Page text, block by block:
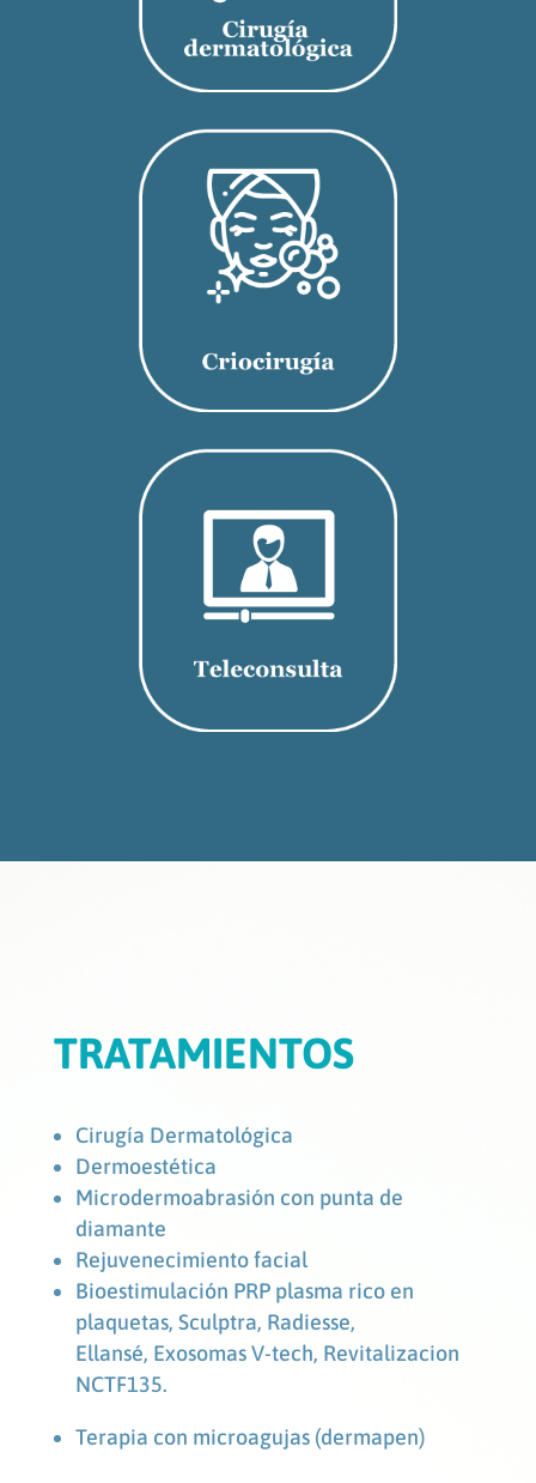
TRATAMIENTOS
Cirugía Dermatológica
Dermoestética
Microdermoabrasión con punta de
diamante
Rejuvenecimiento facial
Bioestimulación PRP plasma rico en
plaquetas, Sculptra, Radiesse,
Ellansé, Exosomas V-tech, Revitalizacion
NCTF135.
Terapia con microagujas (dermapen)